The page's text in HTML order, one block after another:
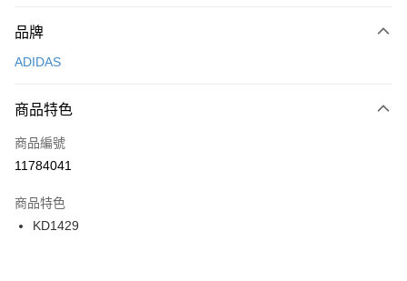
台灣樂天信用卡公司
【關於「AFTEE先享後付」】
便利好安心！
３．安心：先確認商品／服務後，再付款。
【「AFTEE先享後付」結帳流程】
１．於結帳方式選擇「AFTEE先享後付」後，將跳轉至「AFTEE先享後付」
２．訂單成立數日內，您將收到繳費通知簡訊。
３．收到繳費通知簡訊後14天內，點擊此簡訊中的連結，可透過四大超商／
ATM／網路銀行／等多元方式進行付款，方視為交易完成。
運送方式
每筆NT$100，滿NT$1,500(含以上)免運費
宅配
每筆NT$100，滿NT$1,500(含以上)免運費
付款後門市自取
每筆NT$100，滿NT$1,500(含以上)免運費
品牌
ADIDAS
商品特色
商品編號
11784041
商品特色
KD1429